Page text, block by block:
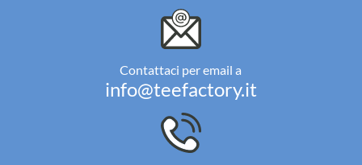
Contattaci per email a
info@teefactory.it